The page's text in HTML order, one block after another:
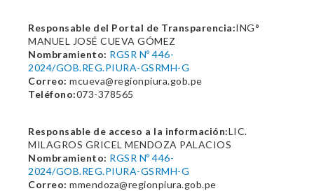
Responsable del Portal de Transparencia:ING°
MANUEL JOSÉ CUEVA GÓMEZ
Nombramiento: RGSR Nº 446-
2024/GOB.REG.PIURA-GSRMH-G
Correo: mcueva@regionpiura.gob.pe
Teléfono:073-378565
Responsable de acceso a la información:LIC.
MILAGROS GRICEL MENDOZA PALACIOS
Nombramiento: RGSR Nº 446-
2024/GOB.REG.PIURA-GSRMH-G
Correo: mmendoza@regionpiura.gob.pe